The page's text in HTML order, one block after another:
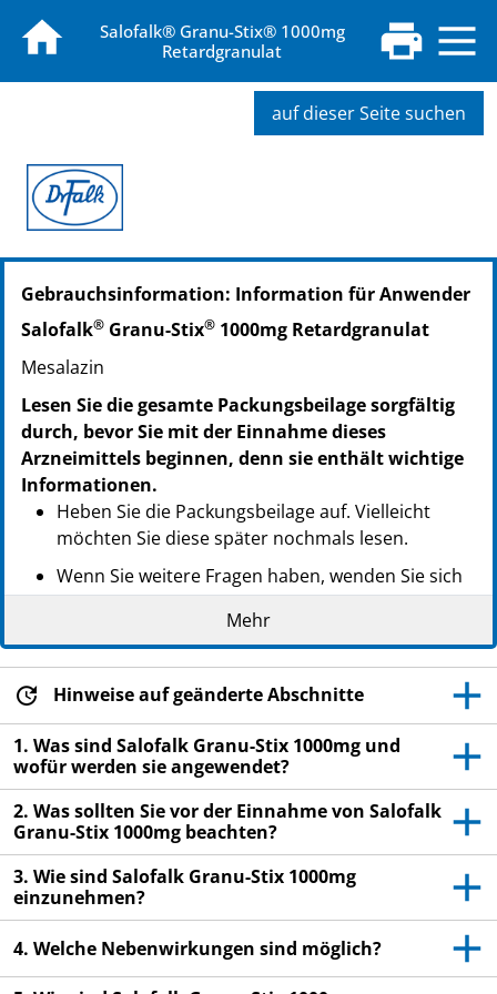
Salofalk® Granu-Stix® 1000mg
Retardgranulat
auf dieser Seite suchen
PZN: 18702553
PPN: 111870255357
NTIN: 04150187025535
PPN: 111870258276
NTIN: 04150187025825
PZN: 18702599
PPN: 111870259966
NTIN: 04150187025993
PZN: 18702607
PPN: 111870260760
NTIN: 04150187026075
Gebrauchsinformation: Information für Anwender
Salofalk® Granu-Stix® 1000mg Retardgranulat
Mesalazin
Lesen Sie die gesamte Packungsbeilage sorgfältig
durch, bevor Sie mit der Einnahme dieses
Arzneimittels beginnen, denn sie enthält wichtige
Informationen.
Heben Sie die Packungsbeilage auf. Vielleicht
möchten Sie diese später nochmals lesen.
Wenn Sie weitere Fragen haben, wenden Sie sich
an Ihren Arzt oder Apotheker.
Dieses Arzneimittel wurde Ihnen persönlich
verschrieben. Geben Sie es nicht an Dritte weiter.
Es kann anderen Menschen schaden, auch wenn
diese die gleichen Beschwerden haben wie Sie.
Wenn Sie Nebenwirkungen bemerken, wenden Sie
sich an Ihren Arzt oder Apotheker. Dies gilt auch
für Nebenwirkungen, die nicht in dieser
Packungsbeilage angegeben sind. Siehe Abschnitt
Mehr
Hinweise auf geänderte Abschnitte
1. Was sind Salofalk Granu-Stix 1000mg und
wofür werden sie angewendet?
2. Was sollten Sie vor der Einnahme von Salofalk
Granu-Stix 1000mg beachten?
3. Wie sind Salofalk Granu-Stix 1000mg
einzunehmen?
4. Welche Nebenwirkungen sind möglich?